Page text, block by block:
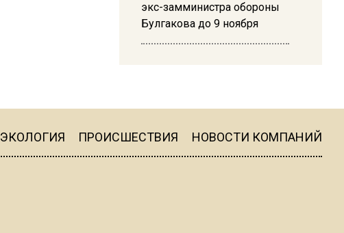
экс-замминистра обороны
Булгакова до 9 ноября
16:19
ЭКОЛОГИЯ ПРОИСШЕСТВИЯ НОВОСТИ КОМПАНИЙ